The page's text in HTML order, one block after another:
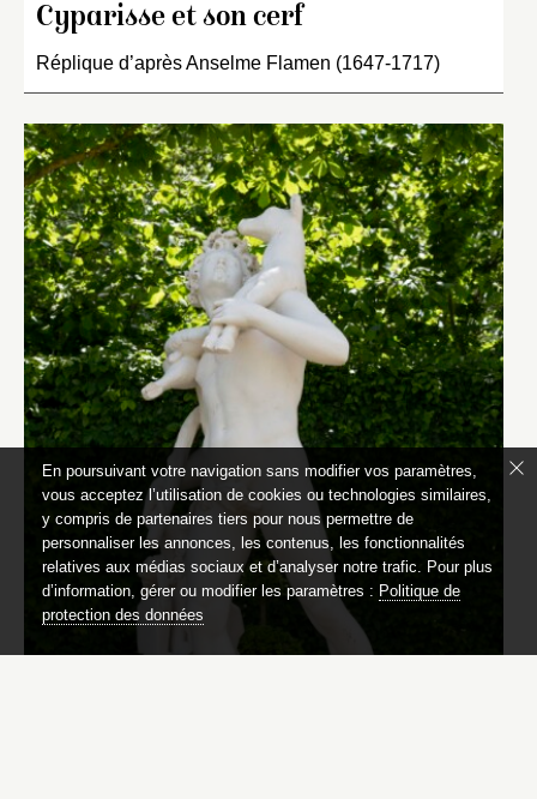
Cyparisse et son cerf
Réplique d’après Anselme Flamen (1647-1717)
En poursuivant votre navigation sans modifier vos paramètres,
vous acceptez l’utilisation de cookies ou technologies similaires,
y compris de partenaires tiers pour nous permettre de
personnaliser les annonces, les contenus, les fonctionnalités
relatives aux médias sociaux et d’analyser notre trafic. Pour plus
d’information, gérer ou modifier les paramètres : Politique de
protection des données